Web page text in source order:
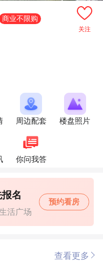
关注
商业不限购
周边配套 楼盘照片
你问我答
活广场
名
预约看房
查看更多